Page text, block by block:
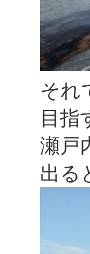
それ
目指
瀬戸
出る